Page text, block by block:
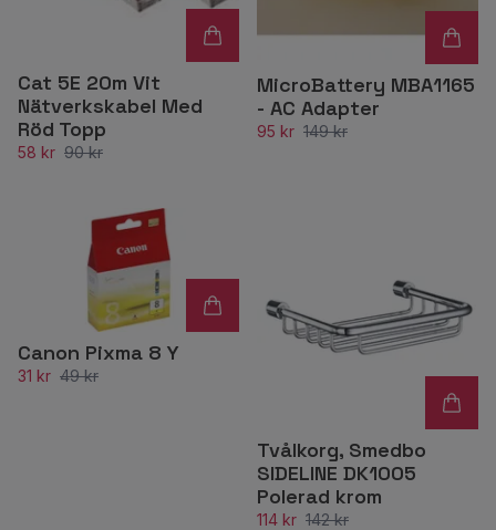
Cat 5E 20m Vit
Nätverkskabel Med
Röd Topp
58 kr 90 kr
MicroBattery MBA1165
- AC Adapter
95 kr 149 kr
Canon Pixma 8 Y
31 kr 49 kr
Tvålkorg, Smedbo
SIDELINE DK1005
Polerad krom
114 kr 142 kr